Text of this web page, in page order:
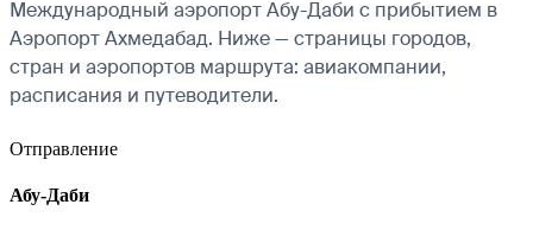
Международный аэропорт Абу-Даби с прибытием в
Аэропорт Ахмедабад. Ниже — страницы городов,
стран и аэропортов маршрута: авиакомпании,
расписания и путеводители.
Отправление
Абу-Даби